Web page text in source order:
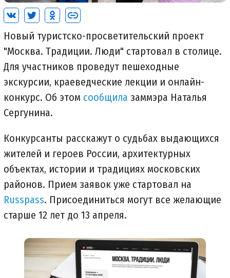
Новый туристско-просветительский проект
"Москва. Традиции. Люди" стартовал в столице.
Для участников проведут пешеходные
экскурсии, краеведческие лекции и онлайн-
конкурс. Об этом сообщила заммэра Наталья
Сергунина.
Конкурсанты расскажут о судьбах выдающихся
жителей и героев России, архитектурных
объектах, истории и традициях московских
районов. Прием заявок уже стартовал на
Russpass. Присоединиться могут все желающие
старше 12 лет до 13 апреля.